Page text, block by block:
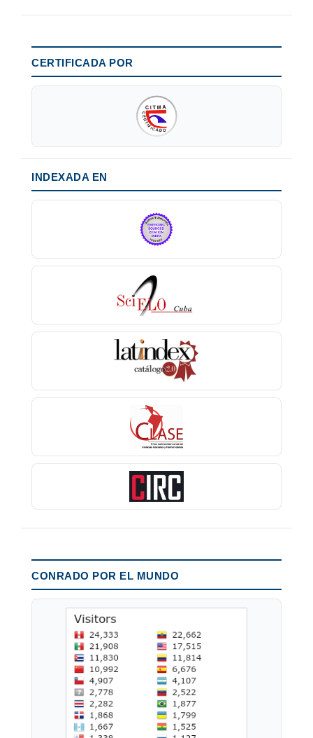
CERTIFICADA POR
INDEXADA EN
CONRADO POR EL MUNDO